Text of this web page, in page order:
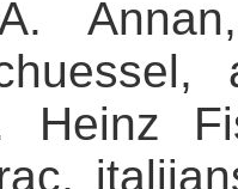
Heinz